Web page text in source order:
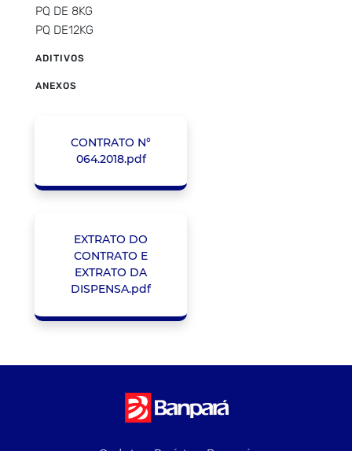
PQ DE 8KG
PQ DE12KG
ADITIVOS
ANEXOS
CONTRATO N°
064.2018.pdf
EXTRATO DO
CONTRATO E
EXTRATO DA
DISPENSA.pdf